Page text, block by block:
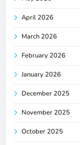
April 2026
March 2026
February 2026
January 2026
December 2025
November 2025
October 2025